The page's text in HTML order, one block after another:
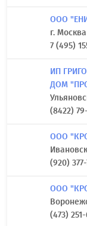
ООО
г. Москва
7 (495)
ИП
ДОМ
(8422)
ООО
(920)
ООО
(473)